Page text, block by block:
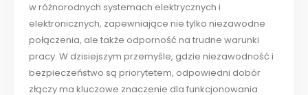
w różnorodnych systemach elektrycznych i
elektronicznych, zapewniające nie tylko niezawodne
połączenia, ale także odporność na trudne warunki
pracy. W dzisiejszym przemyśle, gdzie niezawodność i
bezpieczeństwo są priorytetem, odpowiedni dobór
złączy ma kluczowe znaczenie dla funkcjonowania